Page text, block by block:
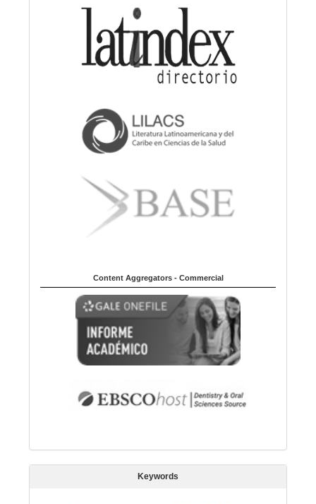
Content Aggregators - Commercial
Keywords